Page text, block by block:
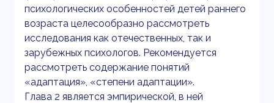
психологических особенностей детей раннего
возраста целесообразно рассмотреть
исследования как отечественных, так и
зарубежных психологов. Рекомендуется
рассмотреть содержание понятий
«адаптация», «степени адаптации».
Глава 2 является эмпирической, в ней